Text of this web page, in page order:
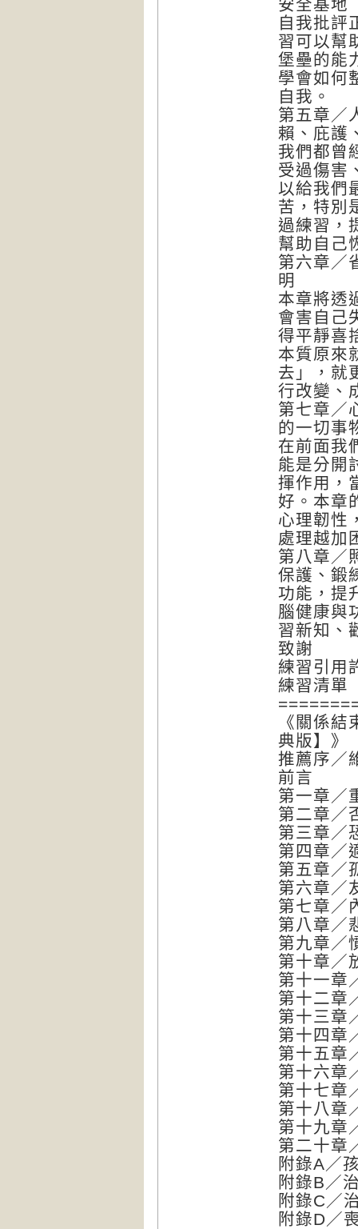
安全基地
自我批評
習可以幫
堡壘的能
學會如何
自我。
第五章／
賴、庇護
我們都曾
受過傷害
以給我們
苦，特別
過練習，
幫助自己
第六章／
明
本章將透
會害自己
得平靜喜
本質原來
去」，就
行改變、
第七章／
的一切事
在前面我
能是分開
揮作用，
好。本章
心理韌性
處理越加
第八章／
保護、鍛
功能，提
腦健康與
習新知、
致謝
練習引用
練習清單
《關係
典版】》
推薦序／
前言
第一章／
第二章／
第三章／
第四章／
第五章／
第六章／
第七章／
第八章／
第九章／
第十章／
第十一章
第十二章
第十三章
第十四章
第十五章
第十六章
第十七章
第十八章
第十九章
第二十章
附錄A／
附錄B／
附錄C／
附錄D／